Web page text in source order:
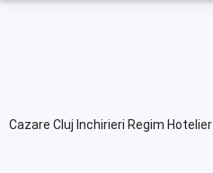
Cazare Cluj Inchirieri Regim Hotelier